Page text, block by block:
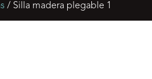
/ Silla madera plegable 1